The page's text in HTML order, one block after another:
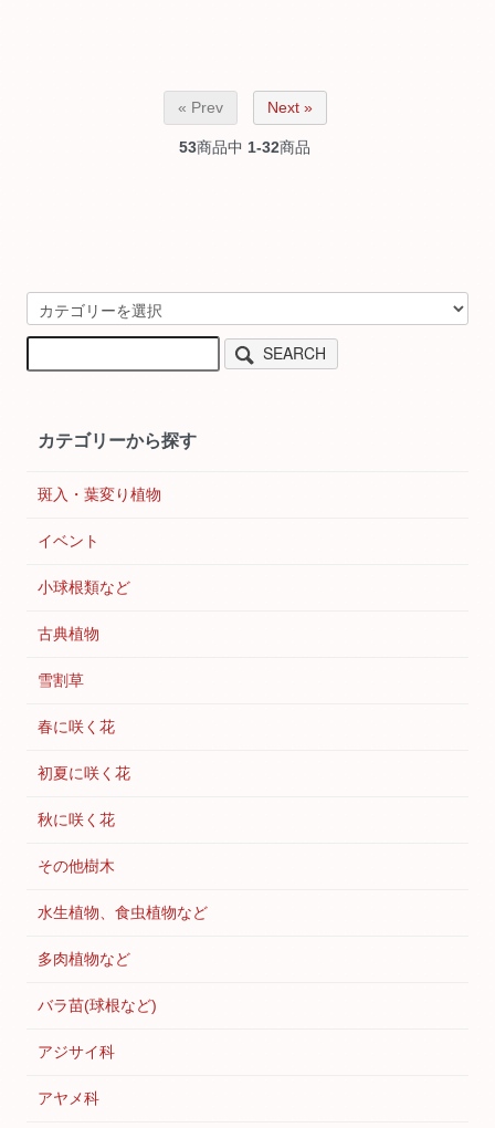
« Prev Next »
53商品中 1-32商品
SEARCH
カテゴリーから探す
斑入・葉変り植物
イベント
小球根類など
古典植物
雪割草
春に咲く花
初夏に咲く花
秋に咲く花
その他樹木
水生植物、食虫植物など
多肉植物など
バラ苗(球根など)
アジサイ科
アヤメ科